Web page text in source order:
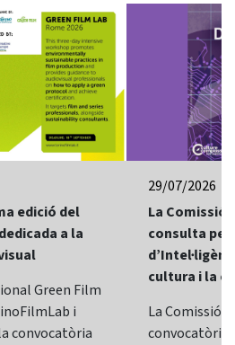
edició del
a la
Green Film
i
convocatòria
29/07/2026
La Comissió
consulta
cultura i la
La Comissió
convocatòria